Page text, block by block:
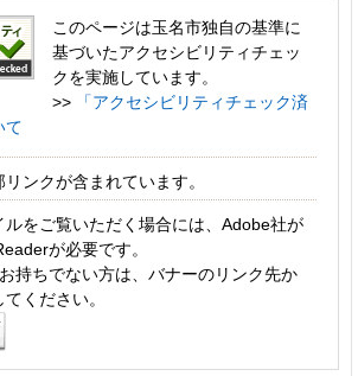
このページは玉名市独自の基準に
基づいたアクセシビリティチェッ
クを実施しています。
>>
「アクセシビリティチェック済
て
ンクが含まれています。
ルをご覧いただく場合には、Adobe社が
が必要です。
持ちでない方は、バナーのリンク先か
ください。